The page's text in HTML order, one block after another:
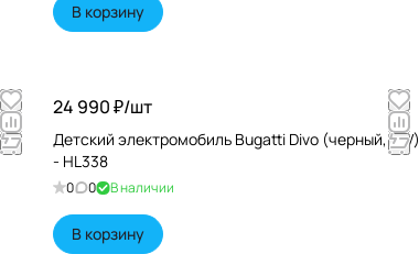
В корзину
24 990 ₽/шт
Детский электромобиль Bugatti Divo (черный, 12V)
- HL338
0 0 В наличии
В корзину